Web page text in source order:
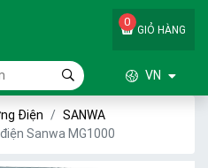
GIỎ HÀNG
0
VN
Điện
SANWA
Sanwa MG1000